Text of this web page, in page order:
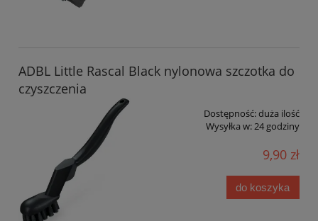
ADBL Little Rascal Black nylonowa szczotka do
czyszczenia
Dostępność:duża ilość
Wysyłka w:24 godziny
9,90 zł
do koszyka